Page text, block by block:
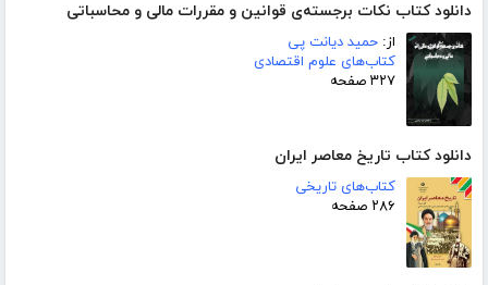
دانلود کتاب نکات برجسته‌ی قوانین و مقررات مالی و محاسباتی
از: حمید دیانت پی
کتاب‌های علوم اقتصادی
۳۲۷ صفحه
دانلود کتاب تاریخ معاصر ایران
کتاب‌های تاریخی
۲۸۶ صفحه